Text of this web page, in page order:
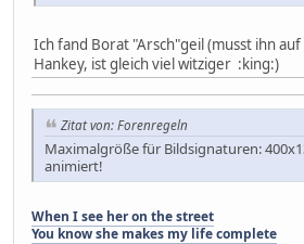
Ich fand Borat "Arsch"geil (musst ihn auf
Hankey, ist gleich viel witziger :king:)
Zitat von: Forenregeln
Maximalgröße für Bildsignaturen:
animiert!
When I see her on the street
You know she makes my life complete